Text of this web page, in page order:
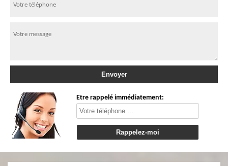
Etre rappelé immédiatement: